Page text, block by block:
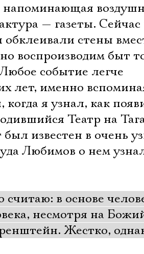
— газеты. Сейчас
стены
воспроизводим быт
событие легче
лет, именно
я узнал, как
Театр на
известен в очень
Любимов о нем
в основе
несмотря на
Жестко,